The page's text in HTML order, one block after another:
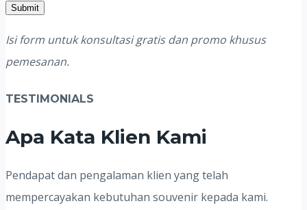
Submit
Isi form untuk konsultasi gratis dan promo khusus
pemesanan.
TESTIMONIALS
Apa Kata Klien Kami
Pendapat dan pengalaman klien yang telah
mempercayakan kebutuhan souvenir kepada kami.